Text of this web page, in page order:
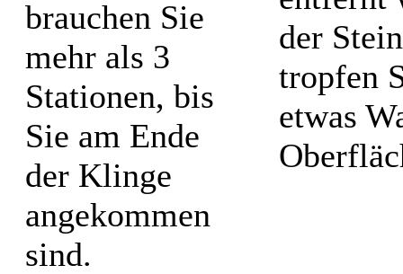
brauchen Sie
mehr als 3
Stationen, bis
Sie am Ende
der Klinge
angekommen
sind.
der
tropfen
etwas